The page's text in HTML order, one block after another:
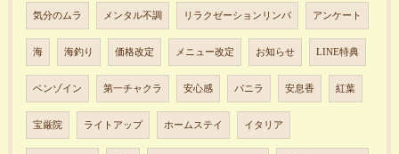
気分のムラ メンタル不調 リラクゼーションリンパ アンケート
海 海釣り 価格改定 メニュー改定 お知らせ LINE特典
ベンゾイン 第一チャクラ 安心感 バニラ 安息香 紅葉
宝厳院 ライトアップ ホームステイ イタリア